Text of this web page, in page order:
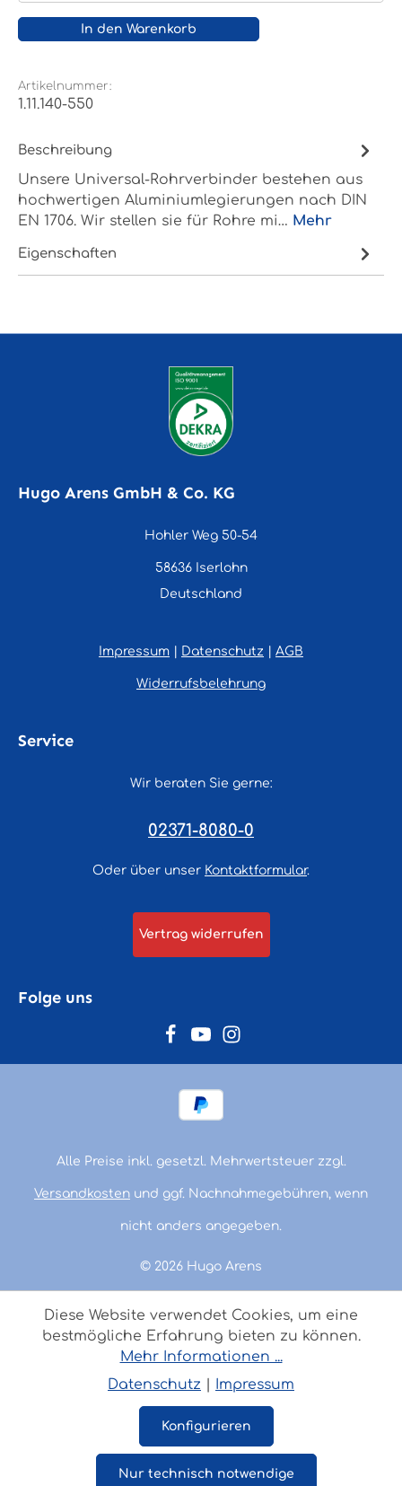
In den Warenkorb
Artikelnummer:
1.11.140-550
Beschreibung
Unsere Universal-Rohrverbinder bestehen aus
hochwertigen Aluminiumlegierungen nach DIN
EN 1706. Wir stellen sie für Rohre mi… Mehr
Eigenschaften
Hugo Arens GmbH & Co. KG
Hohler Weg 50-54
58636 Iserlohn
Deutschland
Impressum Datenschutz AGB
Widerrufsbelehrung
Service
Wir beraten Sie gerne:
02371-8080-0
Oder über unser Kontaktformular.
Vertrag widerrufen
Folge uns
© 2026 Hugo Arens
Alle Preise inkl. gesetzl. Mehrwertsteuer zzgl.
Versandkosten und ggf. Nachnahmegebühren, wenn
nicht anders angegeben.
Diese Website verwendet Cookies, um eine
bestmögliche Erfahrung bieten zu können.
Mehr Informationen ...
Datenschutz
Impressum
Nur technisch notwendige
Konfigurieren